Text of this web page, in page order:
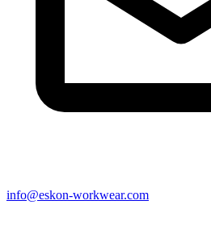
info@eskon-workwear.com